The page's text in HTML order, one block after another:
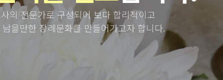
의 전문가로 구성되어 보다 합리적이고
을만한 장례문화를 만들어가고자 합니다.